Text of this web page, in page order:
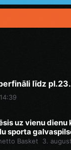
līdz
uz vienu dienu
sporta
Basket 3.